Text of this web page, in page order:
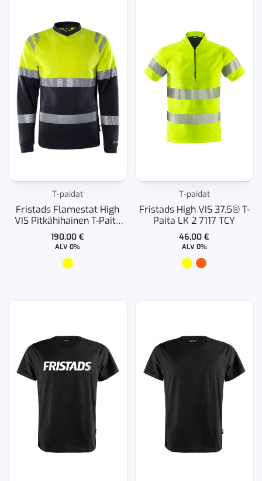
T-paidat
Fristads Flamestat High
VIS Pitkähihainen T-Paita
LK 1 7107 TFL
190,00€
ALV 0%
T-paidat
Fristads High VIS 37.5® T-
Paita LK 2 7117 TCY
46,00€
ALV 0%